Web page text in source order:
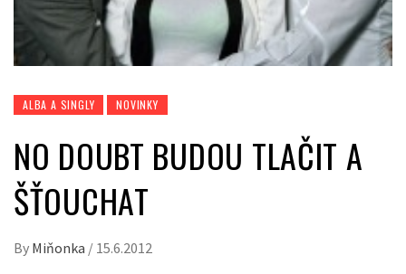
ALBA A SINGLY NOVINKY
NO DOUBT BUDOU TLAČIT A
ŠŤOUCHAT
By Miňonka / 15.6.2012